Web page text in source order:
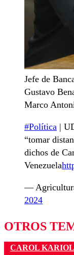
Jefe de
Gustavo
Marco
#Política |
“tomar
dichos de
Venezuela
—
2024
OTROS
CAROL